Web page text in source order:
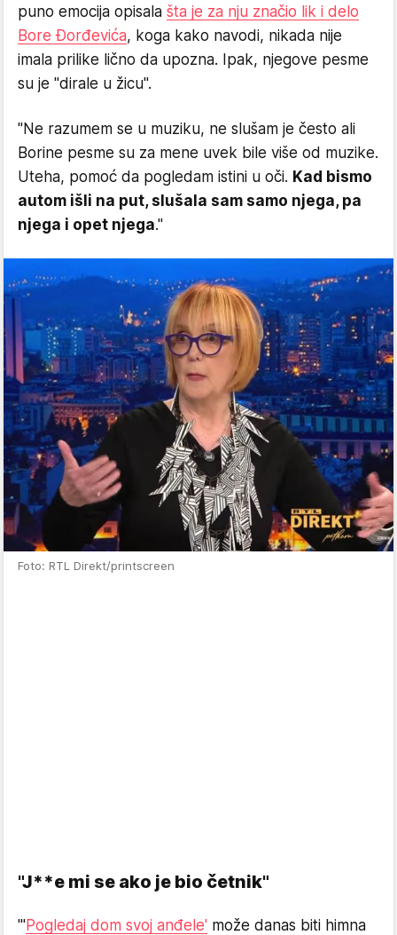
puno emocija opisala šta je za nju značio lik i delo
Bore Đorđevića, koga kako navodi, nikada nije
imala prilike lično da upozna. Ipak, njegove pesme
su je "dirale u žicu".
"Ne razumem se u muziku, ne slušam je često ali
Borine pesme su za mene uvek bile više od muzike.
Uteha, pomoć da pogledam istini u oči. Kad bismo
autom išli na put, slušala sam samo njega, pa
njega i opet njega."
Foto: RTL Direkt/printscreen
"J**e mi se ako je bio četnik"
"'Pogledaj dom svoj anđele' može danas biti himna